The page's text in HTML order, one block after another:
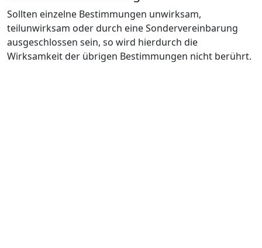
Sollten einzelne Bestimmungen unwirksam,
teilunwirksam oder durch eine Sondervereinbarung
ausgeschlossen sein, so wird hierdurch die
Wirksamkeit der übrigen Bestimmungen nicht berührt.